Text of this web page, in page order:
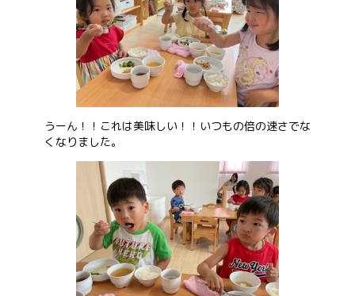
うーん！！これは美味しい！！いつもの倍の速さでな
くなりました。